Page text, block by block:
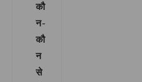
कौ
न-
कौ
न
से